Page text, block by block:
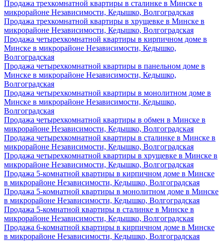
Продажа трехкомнатной квартиры в сталинке в Минске в
микрорайоне Независимости, Кедышко, Волгоградская
Продажа трехкомнатной квартиры в хрущевке в Минске в
микрорайоне Независимости, Кедышко, Волгоградская
Продажа четырехкомнатной квартиры в кирпичном доме в
Минске в микрорайоне Независимости, Кедышко,
Волгоградская
Продажа четырехкомнатной квартиры в панельном доме в
Минске в микрорайоне Независимости, Кедышко,
Волгоградская
Продажа четырехкомнатной квартиры в монолитном доме в
Минске в микрорайоне Независимости, Кедышко,
Волгоградская
Продажа четырехкомнатной квартиры в обмен в Минске в
микрорайоне Независимости, Кедышко, Волгоградская
Продажа четырехкомнатной квартиры в сталинке в Минске в
микрорайоне Независимости, Кедышко, Волгоградская
Продажа четырехкомнатной квартиры в хрущевке в Минске в
микрорайоне Независимости, Кедышко, Волгоградская
Продажа 5-комнатной квартиры в кирпичном доме в Минске
в микрорайоне Независимости, Кедышко, Волгоградская
Продажа 5-комнатной квартиры в монолитном доме в Минске
в микрорайоне Независимости, Кедышко, Волгоградская
Продажа 5-комнатной квартиры в сталинке в Минске в
микрорайоне Независимости, Кедышко, Волгоградская
Продажа 6-комнатной квартиры в кирпичном доме в Минске
в микрорайоне Независимости, Кедышко, Волгоградская